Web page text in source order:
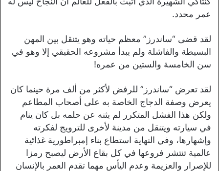
عمر محدد.
لقد قضى “ساندرز” معظم حياته وهو يتنقل بين المهن
البسيطة والفاشلة ولم يبدأ مشروعه الحقيقي إلا وهو في
سن الخامسة والستين من عمره!
لقد تعرض “ساندرز” للرفض لأكثر من ألف مرة حينما كان
يعرض وصفة الدجاج الخاصة به على أصحاب المطاعم
ولكن هذا الفشل المتكرر لم يثنه عن حلمه بل كان ينام
في سيارته ويتنقل من مدينة لأخرى للترويج لفكرته
وإشهارها، وفي النهاية استطاع بناء إمبراطورية غذائية
عالمية تنتشر فروعها في كل بقاع الأرض ليصبح رمزا
للإصرار والعزيمة وعدم اليأس مهما تقدم العمر بالإنسان